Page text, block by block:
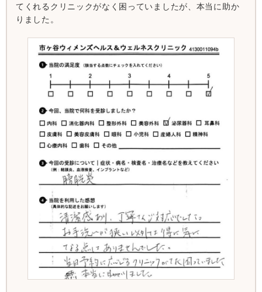
てくれるクリニックがなく困っていましたが、本当に助か
りました。